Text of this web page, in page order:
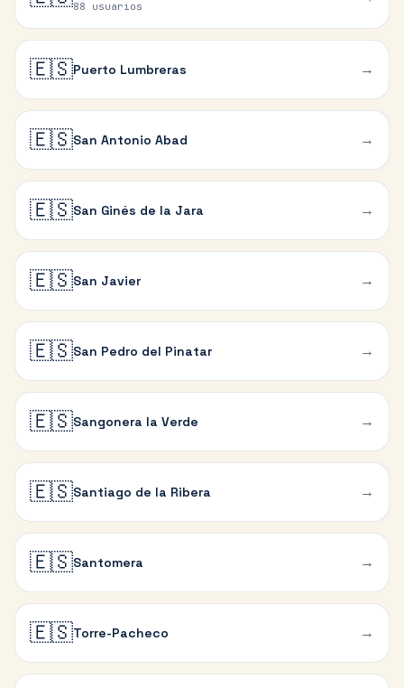
88 usuarios
🇪🇸Puerto Lumbreras →
🇪🇸San Antonio Abad →
🇪🇸San Ginés de la Jara →
🇪🇸San Javier →
🇪🇸San Pedro del Pinatar →
🇪🇸Sangonera la Verde →
🇪🇸Santiago de la Ribera →
🇪🇸Santomera →
🇪🇸Torre-Pacheco →